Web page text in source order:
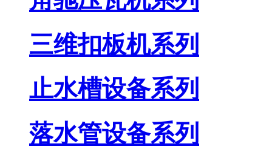
三维扣板机系列
止水槽设备系列
落水管设备系列